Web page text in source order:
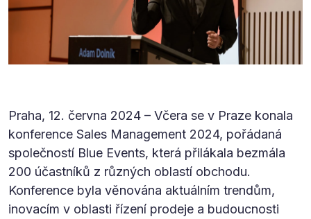
Praha, 12. června 2024 – Včera se v Praze konala
konference Sales Management 2024, pořádaná
společností Blue Events, která přilákala bezmála
200 účastníků z různých oblastí obchodu.
Konference byla věnována aktuálním trendům,
inovacím v oblasti řízení prodeje a budoucnosti